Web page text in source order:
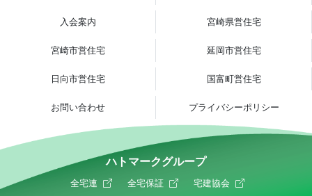
入会案内 宮崎県営住宅
宮崎市営住宅 延岡市営住宅
日向市営住宅 国富町営住宅
お問い合わせ プライバシーポリシー
ハトマークグループ
全宅連 全宅保証 宅建協会